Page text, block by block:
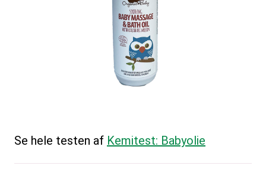
Se hele testen af Kemitest: Babyolie